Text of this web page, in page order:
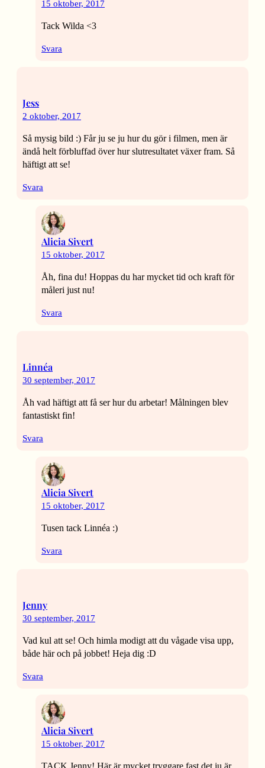
15 oktober, 2017
Tack Wilda <3
Svara
Jess
2 oktober, 2017
Så mysig bild :) Får ju se ju hur du gör i filmen, men är
ändå helt förbluffad över hur slutresultatet växer fram. Så
häftigt att se!
Svara
Alicia Sivert
15 oktober, 2017
Åh, fina du! Hoppas du har mycket tid och kraft för
måleri just nu!
Svara
Linnéa
30 september, 2017
Åh vad häftigt att få ser hur du arbetar! Målningen blev
fantastiskt fin!
Svara
Alicia Sivert
15 oktober, 2017
Tusen tack Linnéa :)
Svara
Jenny
30 september, 2017
Vad kul att se! Och himla modigt att du vågade visa upp,
både här och på jobbet! Heja dig :D
Svara
Alicia Sivert
15 oktober, 2017
TACK Jenny! Här är mycket tryggare fast det ju är